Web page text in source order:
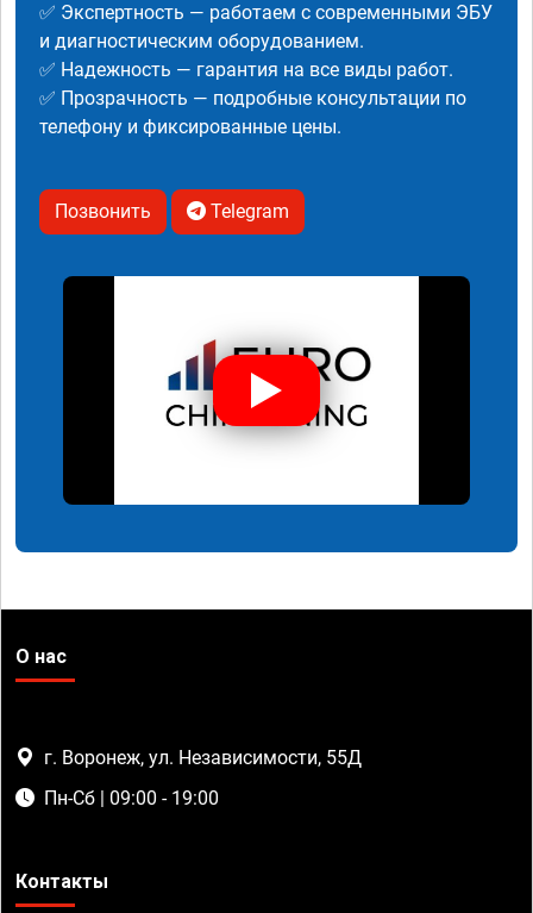
✅ Экспертность — работаем с современными ЭБУ
и диагностическим оборудованием.
✅ Надежность — гарантия на все виды работ.
✅ Прозрачность — подробные консультации по
телефону и фиксированные цены.
Позвонить Telegram
О нас
г. Воронеж, ул. Независимости, 55Д
Пн-Сб | 09:00 - 19:00
Контакты